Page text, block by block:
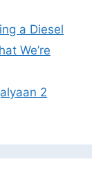
a Diesel
We’re
2